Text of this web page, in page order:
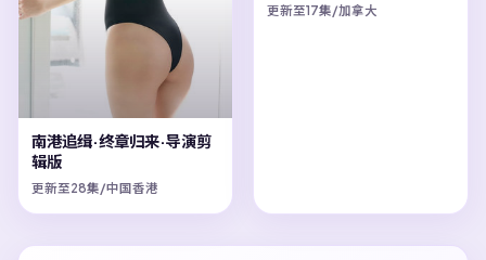
南港追缉·终章归来·导演剪
辑版
更新至28集/中国香港
更新至17集/加拿大